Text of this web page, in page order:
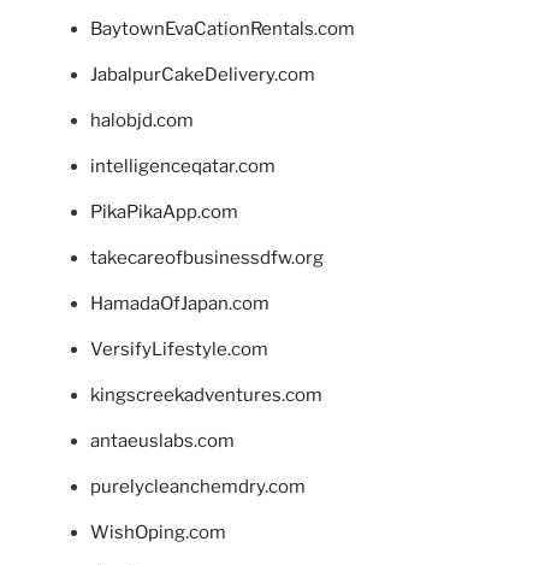
BaytownEvaCationRentals.com
JabalpurCakeDelivery.com
halobjd.com
intelligenceqatar.com
PikaPikaApp.com
takecareofbusinessdfw.org
HamadaOfJapan.com
VersifyLifestyle.com
kingscreekadventures.com
antaeuslabs.com
purelycleanchemdry.com
WishOping.com